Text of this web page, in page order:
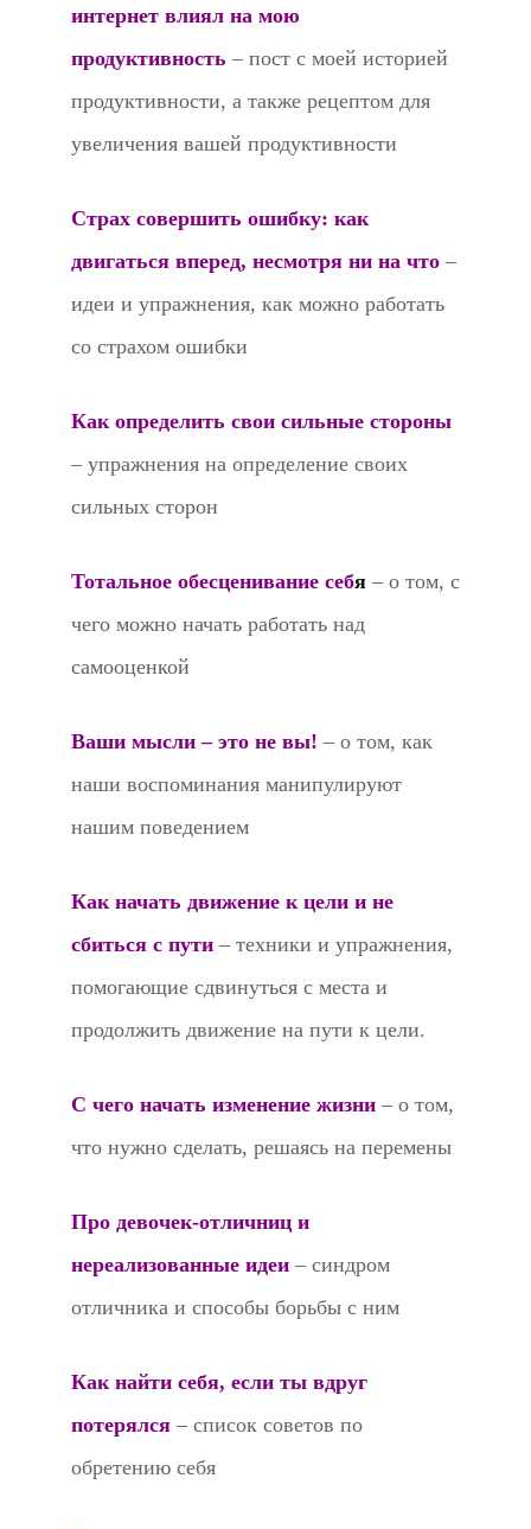
интернет влиял на мою
продуктивность – пост с моей историей
продуктивности, а также рецептом для
увеличения вашей продуктивности
Страх совершить ошибку: как
двигаться вперед, несмотря ни на что –
идеи и упражнения, как можно работать
со страхом ошибки
Как определить свои сильные стороны
– упражнения на определение своих
сильных сторон
Тотальное обесценивание себя – о том, с
чего можно начать работать над
самооценкой
Ваши мысли – это не вы! – о том, как
наши воспоминания манипулируют
нашим поведением
Как начать движение к цели и не
сбиться с пути – техники и упражнения,
помогающие сдвинуться с места и
продолжить движение на пути к цели.
С чего начать изменение жизни – о том,
что нужно сделать, решаясь на перемены
Про девочек-отличниц и
нереализованные идеи – синдром
отличника и способы борьбы с ним
Как найти себя, если ты вдруг
потерялся – список советов по
обретению себя